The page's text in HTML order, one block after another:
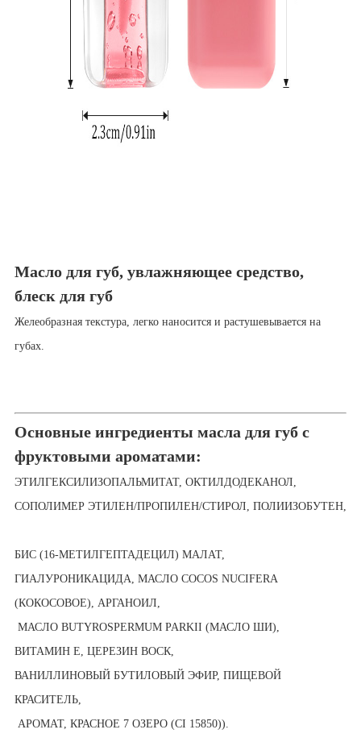
Масло для губ, увлажняющее средство,
блеск для губ
Желеобразная текстура, легко наносится и растушевывается на
губах.
Основные ингредиенты масла для губ с
фруктовыми ароматами:
ЭТИЛГЕКСИЛИЗОПАЛЬМИТАТ, ОКТИЛДОДЕКАНОЛ,
СОПОЛИМЕР ЭТИЛЕН/ПРОПИЛЕН/СТИРОЛ, ПОЛИИЗОБУТЕН,
БИС (16-МЕТИЛГЕПТАДЕЦИЛ) МАЛАТ,
ГИАЛУРОНИКАЦИДА, МАСЛО COCOS NUCIFERA
(КОКОСОВОЕ), АРГАНОИЛ,
МАСЛО BUTYROSPERMUM PARKII (МАСЛО ШИ),
ВИТАМИН Е, ЦЕРЕЗИН ВОСК,
ВАНИЛЛИНОВЫЙ БУТИЛОВЫЙ ЭФИР, ПИЩЕВОЙ
КРАСИТЕЛЬ,
АРОМАТ, КРАСНОЕ 7 ОЗЕРО (CI 15850)).